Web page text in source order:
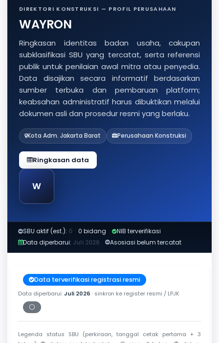
DIREKTORI KONSTRUKSI — PROFIL PERUSAHAAN
WAYRON
Ringkasan identitas badan usaha, cakupan
subklasifikasi SBU yang tercatat, serta referensi
publik untuk penilaian awal mitra atau penyedia.
Data disajikan secara informatif berdasarkan
sumber terbuka dan pembaruan platform;
keabsahan administratif harus dibuktikan melalui
dokumen asli dan prosedur resmi yang berlaku.
Kota Adm. Jakarta Barat Perusahaan Konstruksi
Ringkasan data
W
SBU aktif (est.): 0 · 0 bidang
NIB terverifikasi
Data diperbarui: Juli 2026 Asosiasi belum tercatat
Data terverifikasi registrasi resmi
Data diperbarui:Juli 2026 · sinkron ke register resmi / LPJK
⚪
Periksa tanggal cetak
Legenda status SBU (perkiraan, tanggal cetak pertama + 3